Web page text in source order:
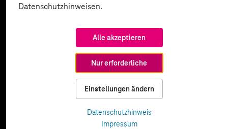
Datenschutzhinweisen.
Alle akzeptieren
Nur erforderliche
Einstellungen ändern
Datenschutzhinweis
Impressum